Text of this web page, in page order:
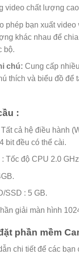
video chất lượng
phép bạn xuất
khác nhau để
bộ.
chú: Cung cấp
thích và biểu đồ để
:
cả hệ điều hành
bit đều có thể cài.
Tốc độ CPU 2.0
SSD : 5 GB.
giải màn hình
phần mềm
chi tiết để các bạn